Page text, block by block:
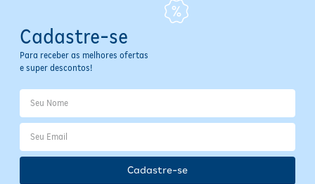
Conservação e Armazenamento
Armazene a ração em local seco, fresco e longe da umidade e calor
excessivo. Mantenha a embalagem bem fechada para preservar a
conforme normas locais de reciclagem.
Cadastre-se
Para receber as melhores ofertas
e super descontos!
Cadastre-se